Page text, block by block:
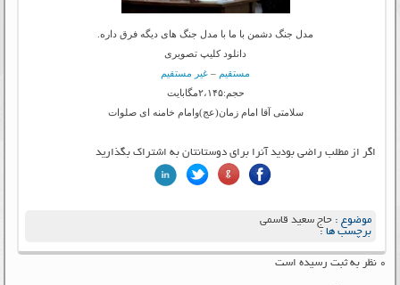
مدل جنگ دشمن با ما با مدل جنگ های دیگه فرق داره.
دانلود کلیپ تصویری
مستقیم – غیر مستقیم
حجم:۲،۱۴۵مگابایت
سلامتی آقا امام زمان(عج)وامام خامنه ای صلوات
اگر از مطلب راضی بودید آنرا برای دوستانتان به اشتراک بگذارید
موضوع :حاج سعید قاسمی
برچسب ها :
۰ نظر به ثبت رسیده است